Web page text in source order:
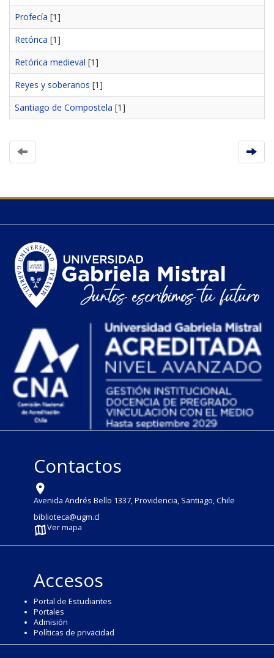
Profecía [1]
Retórica [1]
Retórica medieval [1]
Reyes y soberanos [1]
Santiago de Compostela [1]
Contactos
Avenida Andrés Bello 1337, Providencia, Santiago, Chile
biblioteca@ugm.cl
Ver mapa
Accesos
Portal de Estudiantes
Portales
Admisión
Políticas de privacidad